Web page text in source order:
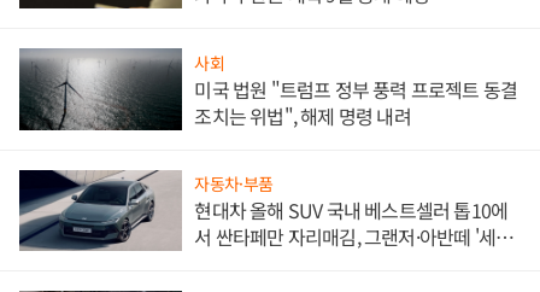
사회
미국 법원 "트럼프 정부 풍력 프로젝트 동결
조치는 위법", 해제 명령 내려
자동차·부품
현대차 올해 SUV 국내 베스트셀러 톱10에
서 싼타페만 자리매김, 그랜저·아반떼 '세단